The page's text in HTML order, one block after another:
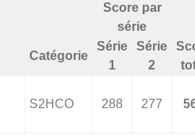
Score par
série
Catégorie
Série
1
Série
2
S2HCO 288 277